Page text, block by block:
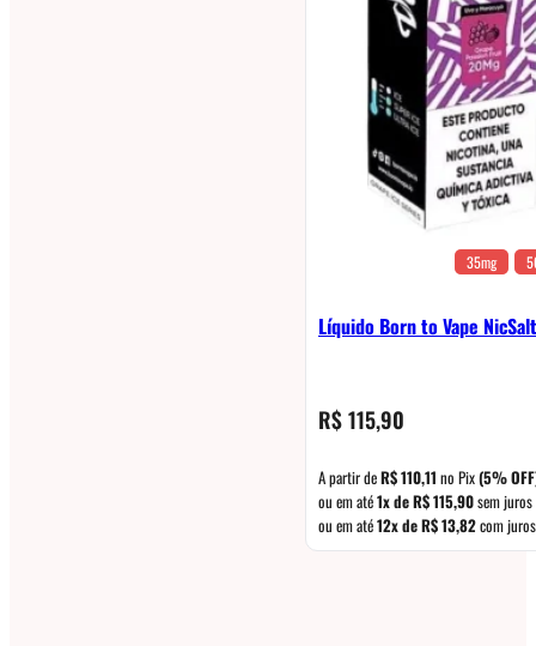
35mg
Líquido Born to Vape
R$115,90
A partir deR$110,11 no Pix(5%
ou em até1x deR$115,90sem juros
ou em até12x deR$13,82com juros